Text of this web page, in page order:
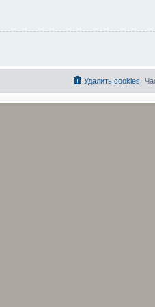
Удалить cookies